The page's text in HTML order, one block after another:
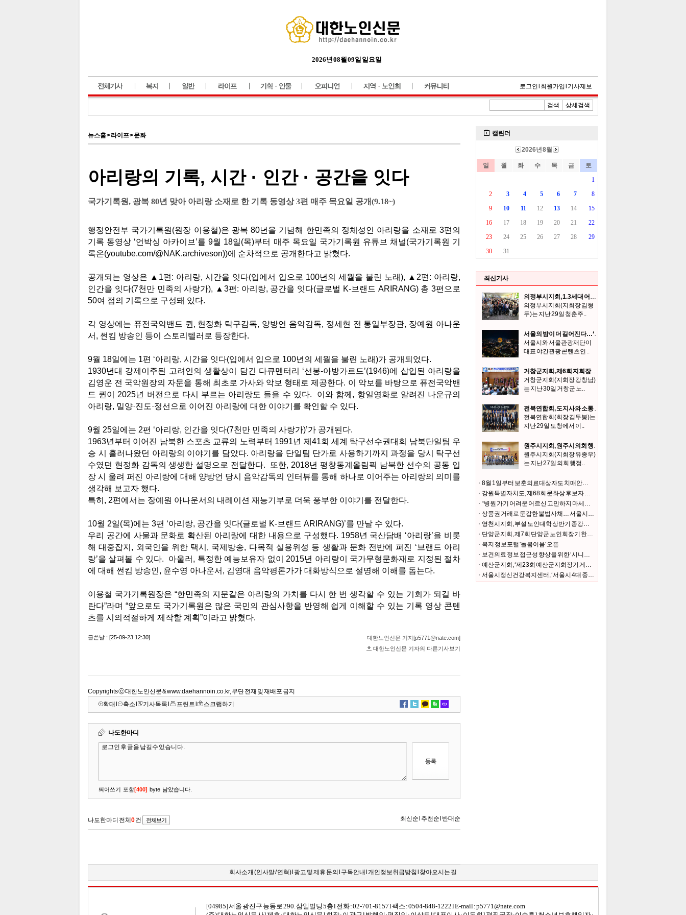
2026년 08월 09일 일요일
로그인 회원가입 기사제보
검색 상세검색
뉴스홈>라이프>문화
Copyrights ⓒ 대한노인신문 & www.daehannoin.co.kr, 무단 전재 및 재배포 금지
확대
축소 기사목록 프린트 스크랩하기
최신기사
의정부시지회, 1.3세대 어울림 한마당 및 장학금 전달식 개최
의정부시지회(지회장 김형
두)는 지난 29일 청춘주..
서울의 밤이 더 길어진다…‘서울달’ 금·토 심야 운영
서울시와 서울관광재단이
대표 야간관광 콘텐츠인 ..
거창군지회, 제6회 지회장기 한궁대회
거창군지회(지회장 강창남)
는 지난 30일 거창군 노..
전북연합회, 도지사와 소통 간담회
전북연합회(회장 김두봉)는
지난 29일 도청에서 이..
원주시지회, 원주시의회 행정복지위원회와 간담
원주시지회(지회장 유종우)
는 지난 27일 의회 행정..
8월 1일부터 보훈의료대상자도 치매안심센터에서 치매검사비·치매치료관리비 지원 받는다
강원특별자치도, 제68회 문화상 후보자 추천 접수
“병원 가기 어려운 어르신 고민하지 마세요 요양보호사가 동행하겠습니다”
상품권 거래로 둔갑한 불법사채… 서울시, 수사와 예방으로 뿌리뽑는다
영천시지회, 부설 노인대학 상반기 종강식 개최
단양군지회, 제7회 단양군 노인회장기 한궁·장기·바둑대회
복지 정보포털 '돌봄이음' 오픈
보건의료 정보 접근성 향상을 위한 ‘시니어 건강기록관리 강사’ 시범 운영
예산군지회, ‘제23회 예산군지회장기 게이트볼대회’ 개최
서울시정신건강복지센터, ‘서울시 4대 중독 위험도 및 인식조사’ 결과 발표
회사소개 (인사말/연혁) l 광고 및 제휴 문의 구독안내 개인정보취급방침 찾아오시는 길
[04985] 서울 광진구 능동로 290. 삼일빌딩 5층 l 전화 : 02-701-8157 l 팩스 : 0504-848-1222 l E-mail :p5771@ nate.com